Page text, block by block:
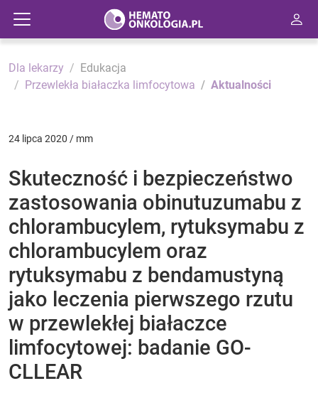
Dla lekarzy
Edukacja
Przewlekła białaczka limfocytowa
Aktualności
24 lipca 2020 / mm
Skuteczność i bezpieczeństwo
zastosowania obinutuzumabu z
chlorambucylem, rytuksymabu z
chlorambucylem oraz
rytuksymabu z bendamustyną
jako leczenia pierwszego rzutu
w przewlekłej białaczce
limfocytowej: badanie GO-
CLLEAR